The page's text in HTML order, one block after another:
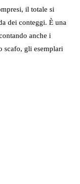
il totale si
dei conteggi. È una
anche i
scafo, gli esemplari